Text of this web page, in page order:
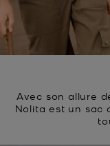
Avec son allure
Nolita est un sac